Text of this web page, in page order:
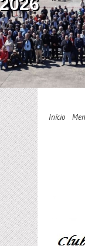
Início